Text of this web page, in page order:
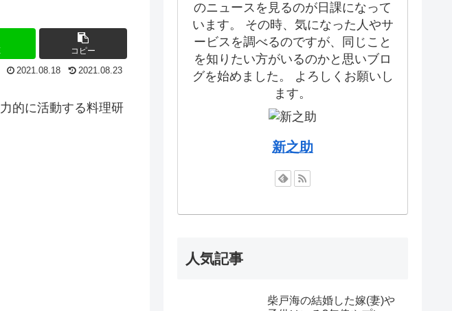
コピー
2021.08.18 2021.08.23
的に活動する料理研
のニュースを見るのが日課になって
います。 その時、気になった人やサ
ービスを調べるのですが、同じこと
を知りたい方がいるのかと思いブロ
グを始めました。 よろしくお願いし
ます。
新之助
人気記事
柴戸海の結婚した嫁(妻)や